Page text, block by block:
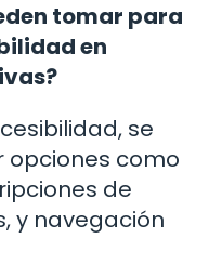
tomar para
en
se
como
de
y navegación